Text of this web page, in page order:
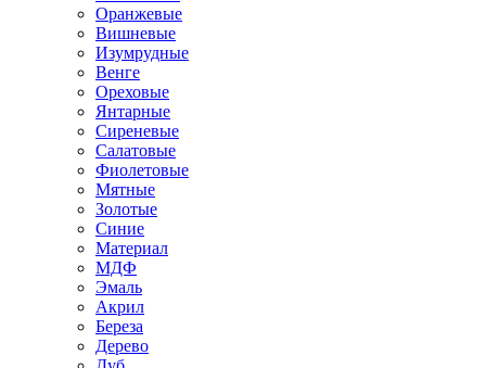
Оранжевые
Вишневые
Изумрудные
Венге
Ореховые
Янтарные
Сиреневые
Салатовые
Фиолетовые
Мятные
Золотые
Синие
Материал
МДФ
Эмаль
Акрил
Береза
Дерево